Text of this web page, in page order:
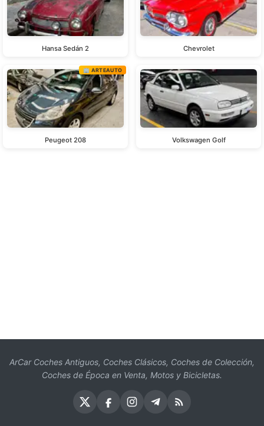
Hansa Sedán 2 Chevrolet
🏢 ARTEAUTO
Peugeot 208 Volkswagen Golf
ArCar Coches Antiguos, Coches Clásicos, Coches de Colección,
Coches de Época en Venta, Motos y Bicicletas.